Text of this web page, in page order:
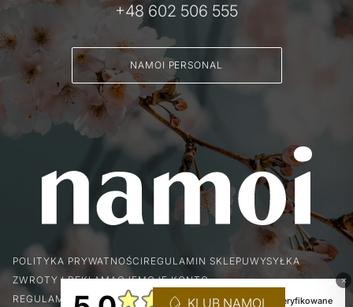
+48 602 506 555
NAMOI PERSONAL
POLITYKA PRYWATNOŚCI REGULAMIN SKLEPUWYSYŁKA
ZWROTY I REKLAMACJEMOJE KONTO
REGULAMIN KLUBU LOJALNOŚCIOWEGOKLUB NAMOI